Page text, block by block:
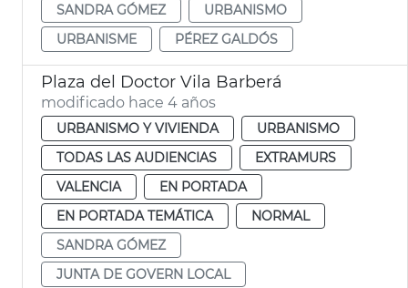
SANDRA GÓMEZ
URBANISMO
URBANISME
PÉREZ GALDÓS
Plaza del Doctor Vila Barberá
modificado hace 4 años
URBANISMO Y VIVIENDA
URBANISMO
TODAS LAS AUDIENCIAS
EXTRAMURS
VALENCIA
EN PORTADA
EN PORTADA TEMÁTICA
NORMAL
SANDRA GÓMEZ
JUNTA DE GOVERN LOCAL